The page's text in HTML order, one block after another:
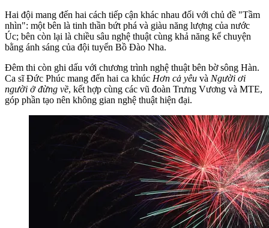
Hai đội mang đến hai cách tiếp cận khác nhau đối với chủ đề "Tầm
nhìn": một bên là tinh thần bứt phá và giàu năng lượng của nước
Úc; bên còn lại là chiều sâu nghệ thuật cùng khả năng kể chuyện
bằng ánh sáng của đội tuyển Bồ Đào Nha.
Đêm thi còn ghi dấu với chương trình nghệ thuật bên bờ sông Hàn.
Ca sĩ Đức Phúc mang đến hai ca khúc Hơn cả yêu và Người ơi
người ở đừng về, kết hợp cùng các vũ đoàn Trưng Vương và MTE,
góp phần tạo nên không gian nghệ thuật hiện đại.